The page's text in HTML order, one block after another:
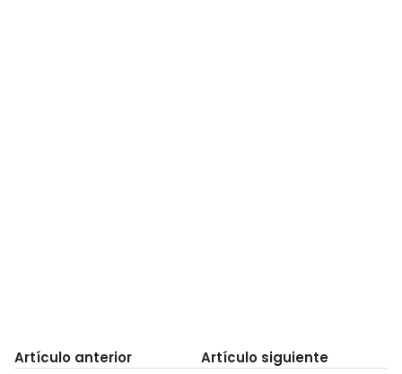
Artículo anterior Artículo siguiente